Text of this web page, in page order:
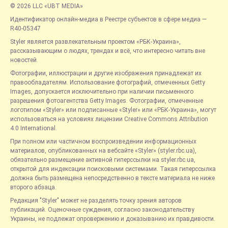
© 2026 LLC «UBT MEDIA»
Идентификатор онлайн-медиа в Реестре субъектов в сфере медиа —
R40-05347
Styler является развлекательным проектом «РБК-Украина»,
рассказывающим о людях, трендах и всё, что интересно читать вне
новостей.
Фотографии, иллюстрации и другие изображения принадлежат их
правообладателям. Использование фотографий, отмеченных Getty
Images, допускается исключительно при наличии письменного
разрешения фотоагентства Getty Images. Фотографии, отмеченные
логотипом «Styler» или подписанные «Styler» или «РБК-Украина», могут
использоваться на условиях лицензии Creative Commons Attribution
4.0 International.
При полном или частичном воспроизведении информационных
материалов, опубликованных на вебсайте «Styler» (styler.rbc.ua),
обязательно размещение активной гиперссылки на styler.rbc.ua,
открытой для индексации поисковыми системами. Такая гиперссылка
должна быть размещена непосредственно в тексте материала не ниже
второго абзаца.
Редакция "Styler" может не разделять точку зрения авторов
публикаций. Оценочные суждения, согласно законодательству
Украины, не подлежат опровержению и доказыванию их правдивости.